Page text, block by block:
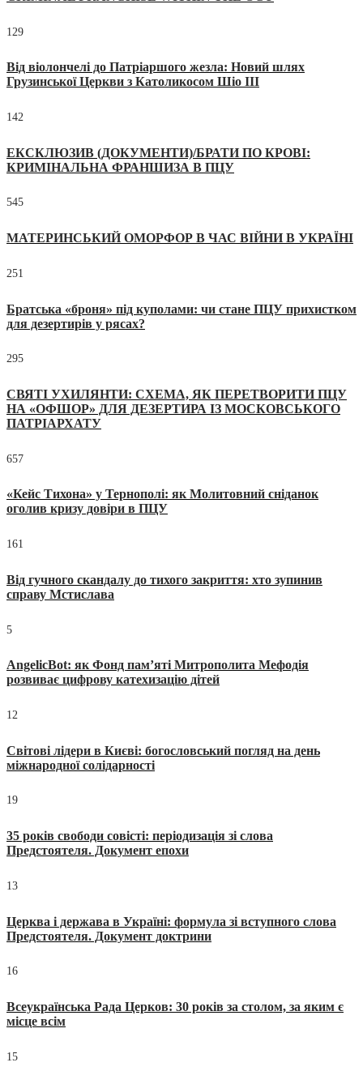
129
Від віолончелі до Патріаршого жезла: Новий шлях
Грузинської Церкви з Католикосом Шіо III
142
ЕКСКЛЮЗИВ (ДОКУМЕНТИ)/БРАТИ ПО КРОВІ:
КРИМІНАЛЬНА ФРАНШИЗА В ПЦУ
545
МАТЕРИНСЬКИЙ ОМОРФОР В ЧАС ВІЙНИ В УКРАЇНІ
251
Братська «броня» під куполами: чи стане ПЦУ прихистком
для дезертирів у рясах?
295
СВЯТІ УХИЛЯНТИ: СХЕМА, ЯК ПЕРЕТВОРИТИ ПЦУ
НА «ОФШОР» ДЛЯ ДЕЗЕРТИРА ІЗ МОСКОВСЬКОГО
ПАТРІАРХАТУ
657
«Кейс Тихона» у Тернополі: як Молитовний сніданок
оголив кризу довіри в ПЦУ
161
Від гучного скандалу до тихого закриття: хто зупинив
справу Мстислава
5
AngelicBot: як Фонд пам’яті Митрополита Мефодія
розвиває цифрову катехизацію дітей
12
Світові лідери в Києві: богословський погляд на день
міжнародної солідарності
19
35 років свободи совісті: періодизація зі слова
Предстоятеля. Документ епохи
13
Церква і держава в Україні: формула зі вступного слова
Предстоятеля. Документ доктрини
16
Всеукраїнська Рада Церков: 30 років за столом, за яким є
місце всім
15